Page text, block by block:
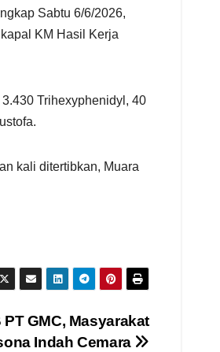
Sabtu 6/6/2026,
KM Hasil Kerja
Trihexyphenidyl, 40
kali ditertibkan, Muara
GMC, Masyarakat
Indah Cemara